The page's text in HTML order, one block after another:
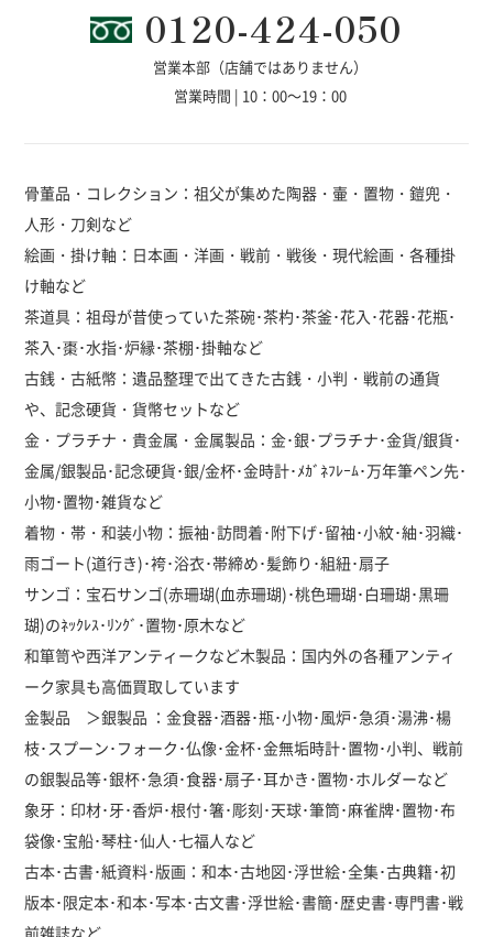
0120-424-050
営業本部（店舗ではありません）
営業時間 | 10：00～19：00
骨董品・コレクション：祖父が集めた陶器・壷・置物・鎧兜・
人形・刀剣など
絵画・掛け軸：日本画・洋画・戦前・戦後・現代絵画・各種掛
け軸など
茶道具：祖母が昔使っていた茶碗･茶杓･茶釜･花入･花器･花瓶･
茶入･棗･水指･炉縁･茶棚･掛軸など
古銭・古紙幣：遺品整理で出てきた古銭・小判・戦前の通貨
や、記念硬貨・貨幣セットなど
金・プラチナ・貴金属・金属製品：金･銀･プラチナ･金貨/銀貨･
金属/銀製品･記念硬貨･銀/金杯･金時計･ﾒｶﾞﾈﾌﾚｰﾑ･万年筆ペン先･
小物･置物･雑貨など
着物・帯・和装小物：振袖･訪問着･附下げ･留袖･小紋･紬･羽織･
雨ゴート(道行き)･袴･浴衣･帯締め･髪飾り･組紐･扇子
サンゴ：宝石サンゴ(赤珊瑚(血赤珊瑚)･桃色珊瑚･白珊瑚･黒珊
瑚)のﾈｯｸﾚｽ･ﾘﾝｸﾞ･置物･原木など
和箪笥や西洋アンティークなど木製品：国内外の各種アンティ
ーク家具も高価買取しています
金製品 ＞銀製品 ：金食器･酒器･瓶･小物･風炉･急須･湯沸･楊
枝･スプーン･フォーク･仏像･金杯･金無垢時計･置物･小判、戦前
の銀製品等･銀杯･急須･食器･扇子･耳かき･置物･ホルダーなど
象牙：印材･牙･香炉･根付･箸･彫刻･天球･筆筒･麻雀牌･置物･布
袋像･宝船･琴柱･仙人･七福人など
古本･古書･紙資料･版画：和本･古地図･浮世絵･全集･古典籍･初
版本･限定本･和本･写本･古文書･浮世絵･書簡･歴史書･専門書･戦
前雑誌など